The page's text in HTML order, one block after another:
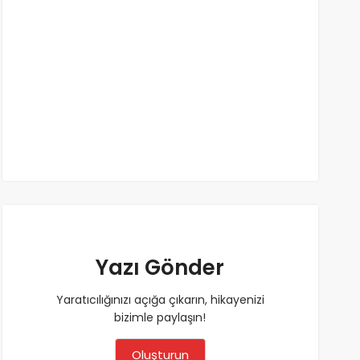
Yazı Gönder
Yaratıcılığınızı açığa çıkarın, hikayenizi
bizimle paylaşın!
Oluşturun